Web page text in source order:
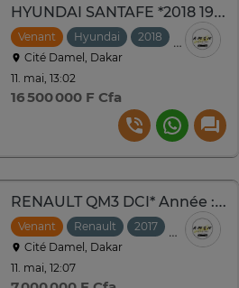
HYUNDAI SANTAFE *2018 19* 5places
Venant Hyundai 2018
Cité Damel, Dakar
11. mai, 13:02
16 500 000 F Cfa
RENAULT QM3 DCI* Année : *2017*
Venant Renault 2017
Cité Damel, Dakar
11. mai, 12:07